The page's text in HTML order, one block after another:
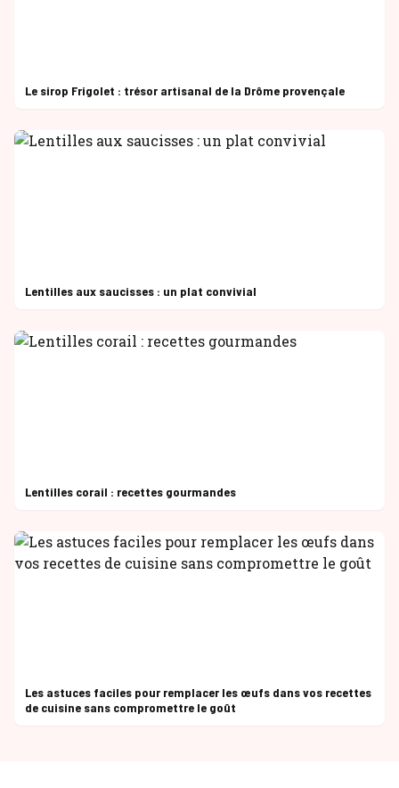
Le sirop Frigolet : trésor artisanal de la Drôme provençale
Lentilles aux saucisses : un plat convivial
Lentilles corail : recettes gourmandes
Les astuces faciles pour remplacer les œufs dans vos recettes
de cuisine sans compromettre le goût